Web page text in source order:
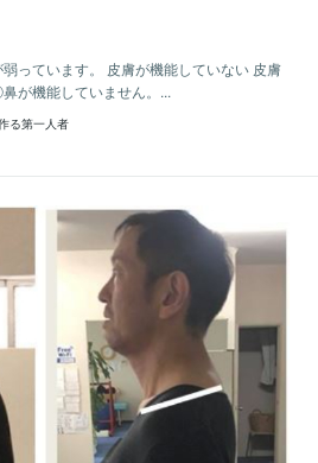
っています。 皮膚が機能していない 皮膚
が機能していません。...
る第一人者